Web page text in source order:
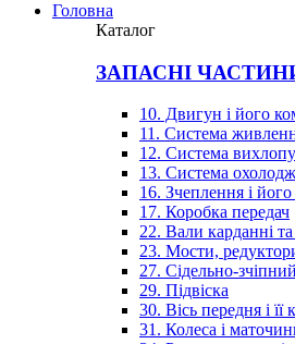
Головна
Каталог
ЗАПАСНІ
10. Двигун і його
11. Система
12. Система вихлопу
13. Система
16. Зчеплення і
17. Коробка передач
22. Вали карданні
23. Мости,
27. Сідельно-
29. Підвіска
30. Вісь передня і
31. Колеса і